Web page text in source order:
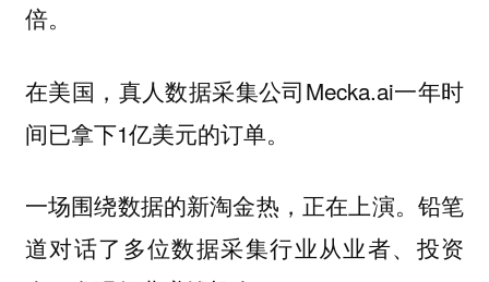
倍。
在美国，真人数据采集公司Mecka.ai一年时
间已拿下1亿美元的订单。
一场围绕数据的新淘金热，正在上演。铅笔
道对话了多位数据采集行业从业者、投资